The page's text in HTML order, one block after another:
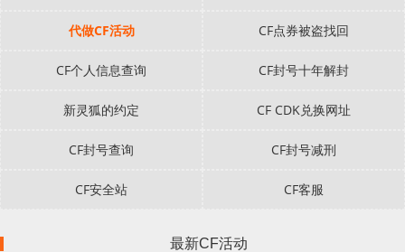
代做CF活动 CF点券被盗找回
CF个人信息查询 CF封号十年解封
新灵狐的约定 CF CDK兑换网址
CF封号查询 CF封号减刑
CF安全站 CF客服
最新CF活动